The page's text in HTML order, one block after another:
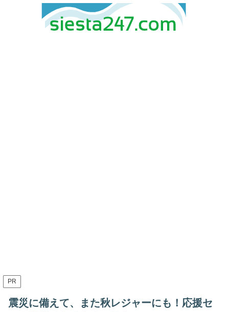
PR
震災に備えて、また秋レジャーにも！応援セ